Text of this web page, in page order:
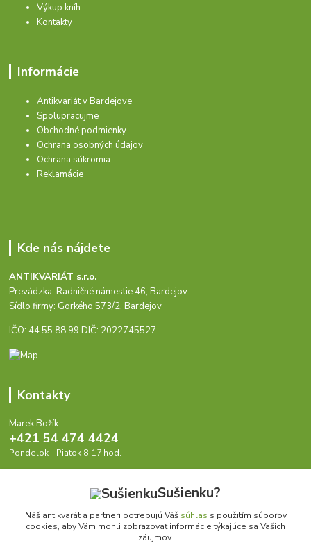
Výkup kníh
Kontakty
Informácie
Antikvariát v Bardejove
Spolupracujme
Obchodné podmienky
Ochrana osobných údajov
Ochrana súkromia
Reklamácie
Kde nás nájdete
ANTIKVARIÁT s.r.o.
Prevádzka: Radničné námestie 46, Bardejov
Sídlo firmy: Gorkého 573/2, Bardejov
IČO: 44 55 88 99 DIČ: 2022745527
Kontakty
Marek Božík
+421 54 474 4424
Pondelok - Piatok 8-17 hod.
Sušienku?
Náš antikvarát a partneri potrebujú Váš súhlas s použitím súborov
cookies, aby Vám mohli zobrazovať informácie týkajúce sa Vašich
záujmov.